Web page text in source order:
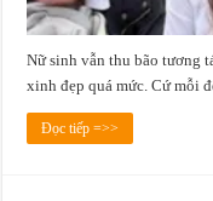
Nữ sinh vẫn thu bão tương
xinh đẹp quá mức. Cứ mỗi
Đọc tiếp =>>